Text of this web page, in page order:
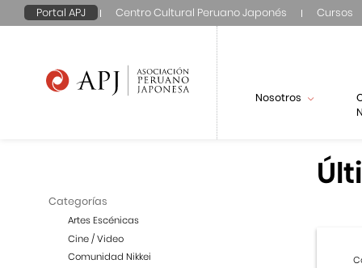
Portal APJ Centro Cultural Peruano Japonés Cursos
Nosotros
Categorías
Artes Escénicas
Cine / Video
Comunidad Nikkei